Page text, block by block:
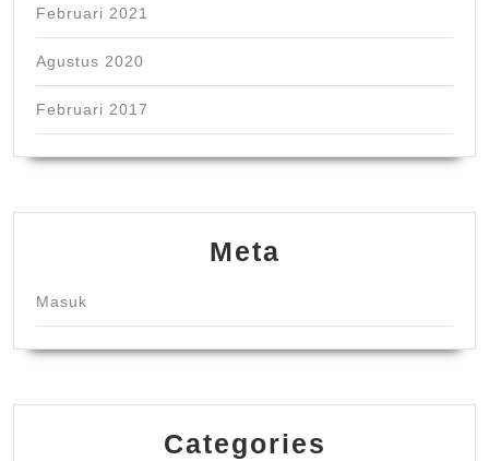
Februari 2021
Agustus 2020
Februari 2017
Meta
Masuk
Categories